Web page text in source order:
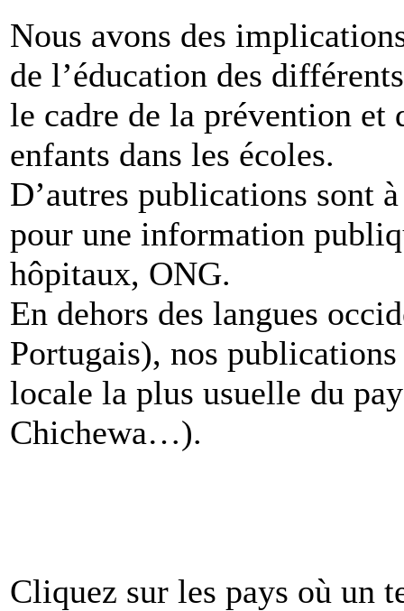
Nous avons des
de l’éducation des
le cadre de la prévention et
enfants dans les écoles.
D’autres publications sont
pour une information
hôpitaux, ONG.
En dehors des langues
Portugais), nos
locale la plus usuelle du
Chichewa…).
Cliquez sur les pays où un